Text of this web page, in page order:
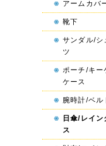
アームカバ
靴下
サンダル/シ
ツ
ポーチ/キー
ケース
腕時計/ベル
日傘/レイ
ス